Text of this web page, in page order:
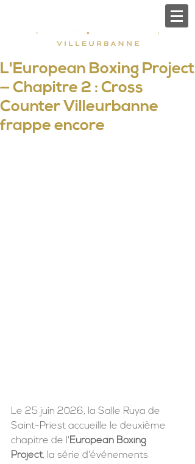
L'European Boxing Project
— Chapitre 2 : Cross
Counter Villeurbanne
frappe encore
Le 25 juin 2026, la Salle Ruya de
Saint-Priest accueille le deuxième
chapitre de l'European Boxing
Project, la série d'événements